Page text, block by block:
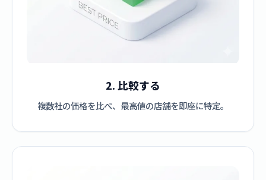
2. 比較する
複数社の価格を比べ、最高値の店舗を即座に特定。